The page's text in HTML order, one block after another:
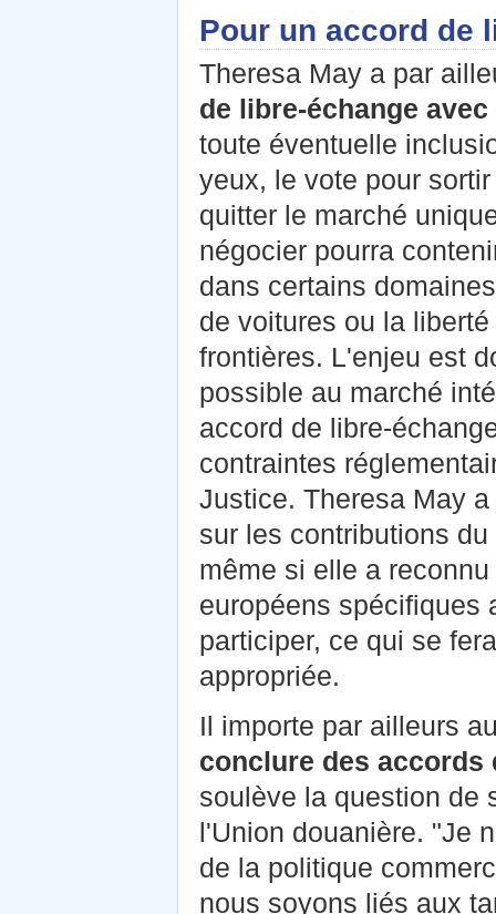
Pour un accord de
Theresa May a par
de libre-échange
toute éventuelle
yeux, le vote pour
quitter le marché
négocier pourra
dans certains
de voitures ou la
frontières. L'enjeu est
possible au marché
accord de libre-
contraintes
Justice. Theresa May
sur les contributions
même si elle a
européens spécifiques
participer, ce qui se
appropriée.
Il importe par ailleurs
conclure des accords
soulève la question de
l'Union douanière. "Je
de la politique
nous soyons liés aux